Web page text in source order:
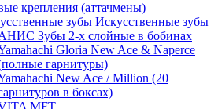
крепления (аттачмены)
Искусственные зубы
Зубы 2-х слойные в бобинах
Gloria New Ace & Naperce
гарнитуры)
New Ace / Million (20
в боксах)
MFT